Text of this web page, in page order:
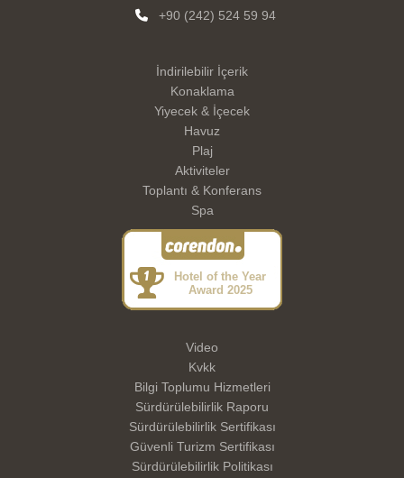
+90 (242) 524 59 94
İndirilebilir İçerik
Konaklama
Yiyecek & İçecek
Havuz
Plaj
Aktiviteler
Toplantı & Konferans
Spa
Hotel of the Year
Award 2025
Video
Kvkk
Bilgi Toplumu Hizmetleri
Sürdürülebilirlik Raporu
Sürdürülebilirlik Sertifikası
Güvenli Turizm Sertifikası
Sürdürülebilirlik Politikası